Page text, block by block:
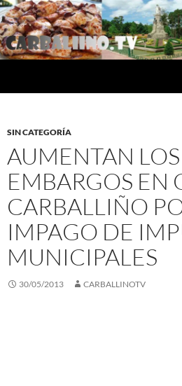
Saltar
al
contenido
SIN CATEGORÍA
AUMENTAN LOS
EMBARGOS EN
CARBALLIÑO
IMPAGO DE
MUNICIPALES
30/05/2013 CARBALLINOTV